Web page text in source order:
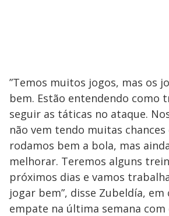
”Temos muitos jogos, mas os
bem. Estão entendendo como
seguir as táticas no ataque.
não vem tendo muitas chances
rodamos bem a bola, mas
melhorar. Teremos alguns
próximos dias e vamos
jogar bem”, disse Zubeldía,
empate na última semana com